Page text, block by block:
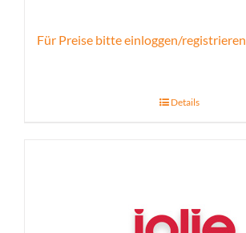
Für Preise bitte einloggen/registrieren
Details